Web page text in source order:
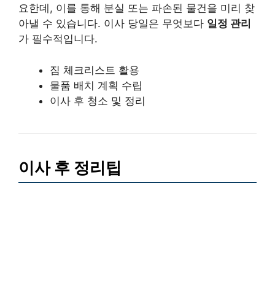
요한데, 이를 통해 분실 또는 파손된 물건을 미리 찾
아낼 수 있습니다. 이사 당일은 무엇보다 일정 관리
가 필수적입니다.
짐 체크리스트 활용
물품 배치 계획 수립
이사 후 청소 및 정리
이사 후 정리팁